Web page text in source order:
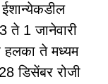
ईशान्येकडील
ते 1 जानेवारी
हलका ते मध्यम
डिसेंबर रोजी